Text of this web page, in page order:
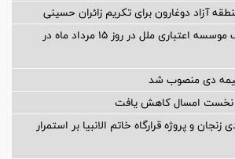
آزاد دوغارون برای تکریم زائران حسینی
اسامی شعب کشیک موسسه اعتباری ملل در روز 15 مرداد ماه در
دی منصوب شد
نخست امسال کاهش یافت
و پروژه قرارگاه خاتم الانبیا بر استمرار